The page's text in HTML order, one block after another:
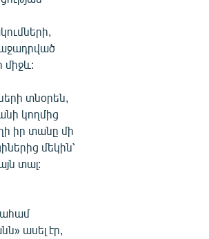
միջև:
տնօրեն,
կողմից
իր տանը մի
մեկին՝
տալ:
ասել էր,